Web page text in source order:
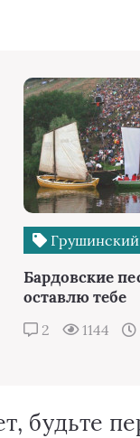
Грушинский
Бардовские
оставлю тебе
2 1144
будьте